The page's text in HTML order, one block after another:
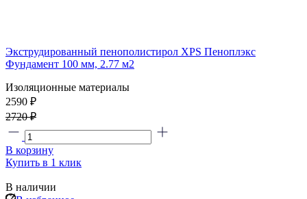
Экструдированный пенополистирол XPS Пеноплэкс
Фундамент 100 мм, 2.77 м2
Изоляционные материалы
2590 ₽
2720 ₽
В корзину
Купить в 1 клик
В наличии